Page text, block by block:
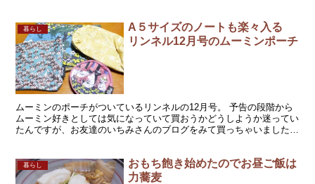
暮らし
A５サイズのノートも楽々入る
リンネル12月号のムーミンポーチ
ムーミンのポーチがついているリンネルの12月号。 予告の段階から
ムーミン好きとしては気になっていて買おうかどうしようか迷ってい
たんですが、お友達のいちみさんのブログをみて買っちゃいました。
暮らし
おもち飽き始めたのでお昼ご飯は
力蕎麦